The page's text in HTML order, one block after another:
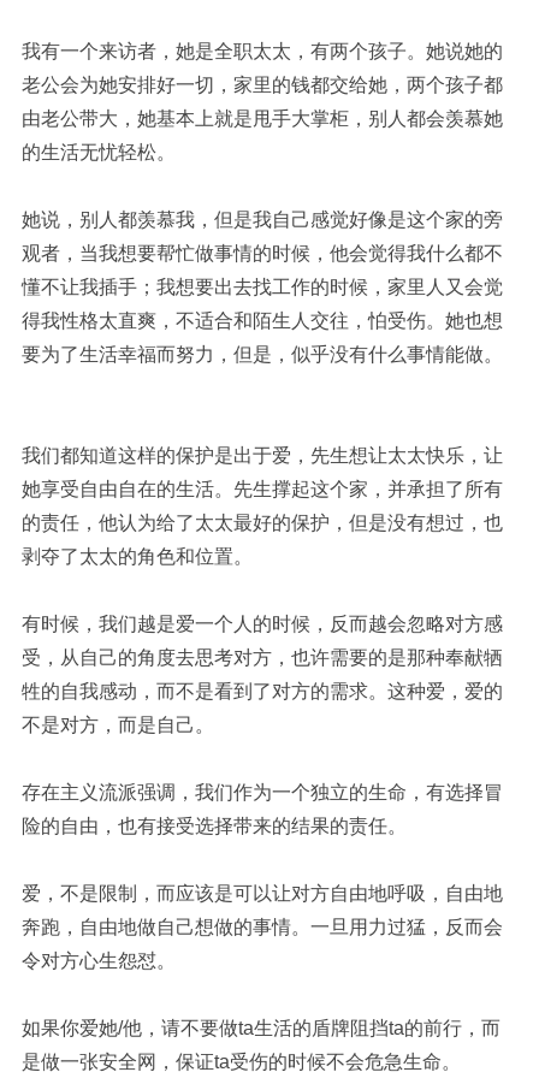
我有一个来访者，她是全职太太，有两个孩子。她说她的
老公会为她安排好一切，家里的钱都交给她，两个孩子都
由老公带大，她基本上就是甩手大掌柜，别人都会羡慕她
的生活无忧轻松。
她说，别人都羡慕我，但是我自己感觉好像是这个家的旁
观者，当我想要帮忙做事情的时候，他会觉得我什么都不
懂不让我插手；我想要出去找工作的时候，家里人又会觉
得我性格太直爽，不适合和陌生人交往，怕受伤。她也想
要为了生活幸福而努力，但是，似乎没有什么事情能做。
我们都知道这样的保护是出于爱，先生想让太太快乐，让
她享受自由自在的生活。先生撑起这个家，并承担了所有
的责任，他认为给了太太最好的保护，但是没有想过，也
剥夺了太太的角色和位置。
有时候，我们越是爱一个人的时候，反而越会忽略对方感
受，从自己的角度去思考对方，也许需要的是那种奉献牺
牲的自我感动，而不是看到了对方的需求。这种爱，爱的
不是对方，而是自己。
存在主义流派强调，我们作为一个独立的生命，有选择冒
险的自由，也有接受选择带来的结果的责任。
爱，不是限制，而应该是可以让对方自由地呼吸，自由地
奔跑，自由地做自己想做的事情。一旦用力过猛，反而会
令对方心生怨怼。
如果你爱她/他，请不要做ta生活的盾牌阻挡ta的前行，而
是做一张安全网，保证ta受伤的时候不会危急生命。